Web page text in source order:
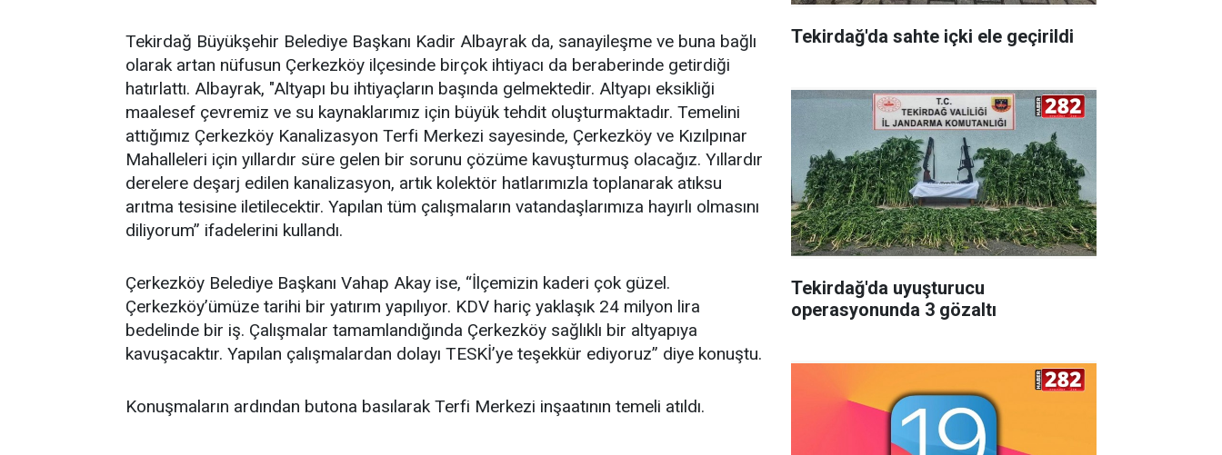
Tekirdağ Büyükşehir Belediye Başkanı Kadir Albayrak da, sanayileşme ve buna bağlı
olarak artan nüfusun Çerkezköy ilçesinde birçok ihtiyacı da beraberinde getirdiği
hatırlattı. Albayrak, "Altyapı bu ihtiyaçların başında gelmektedir. Altyapı eksikliği
maalesef çevremiz ve su kaynaklarımız için büyük tehdit oluşturmaktadır. Temelini
attığımız Çerkezköy Kanalizasyon Terfi Merkezi sayesinde, Çerkezköy ve Kızılpınar
Mahalleleri için yıllardır süre gelen bir sorunu çözüme kavuşturmuş olacağız. Yıllardır
derelere deşarj edilen kanalizasyon, artık kolektör hatlarımızla toplanarak atıksu
arıtma tesisine iletilecektir. Yapılan tüm çalışmaların vatandaşlarımıza hayırlı olmasını
diliyorum” ifadelerini kullandı.
Çerkezköy Belediye Başkanı Vahap Akay ise, “İlçemizin kaderi çok güzel.
Çerkezköy’ümüze tarihi bir yatırım yapılıyor. KDV hariç yaklaşık 24 milyon lira
bedelinde bir iş. Çalışmalar tamamlandığında Çerkezköy sağlıklı bir altyapıya
kavuşacaktır. Yapılan çalışmalardan dolayı TESKİ’ye teşekkür ediyoruz” diye konuştu.
Konuşmaların ardından butona basılarak Terfi Merkezi inşaatının temeli atıldı.
Tekirdağ'da sahte içki ele geçirildi
Tekirdağ'da uyuşturucu
operasyonunda 3 gözaltı